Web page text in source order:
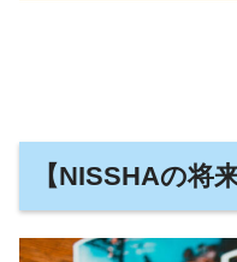
【NISSHAの将